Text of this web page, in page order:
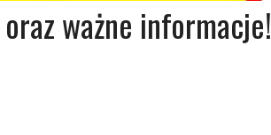
ważne informacje!